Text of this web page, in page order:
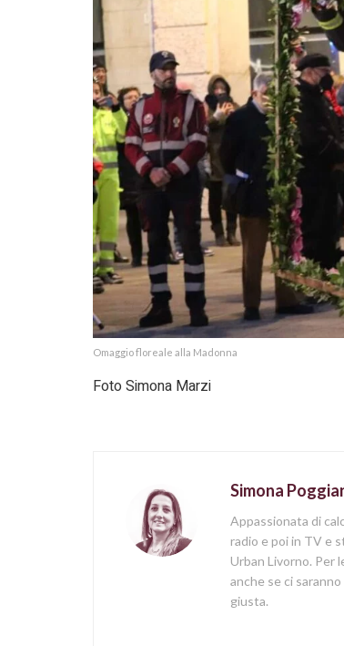
Omaggio floreale alla Madonna
Foto Simona Marzi
Simona
Appassionata di
radio e poi in TV e
Urban Livorno. Per
anche se ci
giusta.